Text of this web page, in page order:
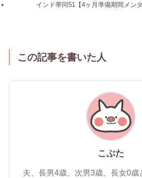
インド帯同51【4ヶ月準備期間メン
この記事を書いた人
こぶた
夫、長男4歳、次男3歳、長女0歳